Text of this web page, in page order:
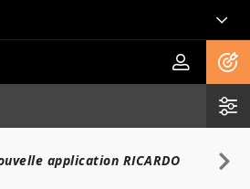
application RICARDO